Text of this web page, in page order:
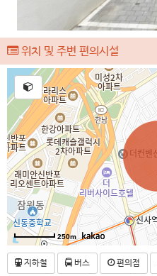
위치 및 주변 편의시설
250m
지하철 버스 편의점